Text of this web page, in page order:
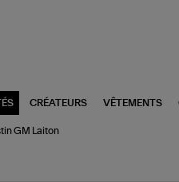
CRÉATEURS VÊTEMENTS
GM Laiton